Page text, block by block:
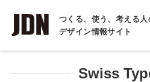
つくる、使う、考える人
デザイン情報サイト
INTERVIEW
インタビュー
REPORTSwiss